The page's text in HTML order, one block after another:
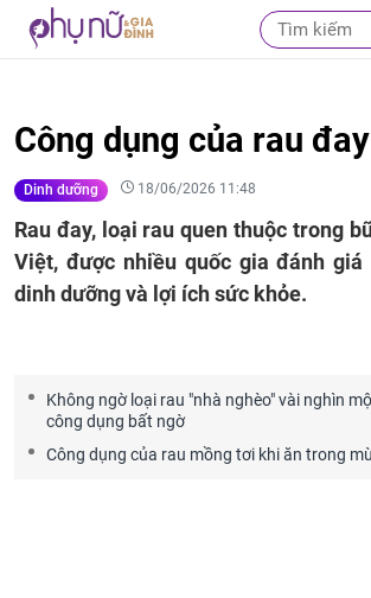
Công dụng của rau đay
Dinh dưỡng 18/06/2026 11:48
Rau đay, loại rau quen thuộc trong
Việt, được nhiều quốc gia đánh
dinh dưỡng và lợi ích sức khỏe.
Không ngờ loại rau "nhà nghèo" vài nghìn
công dụng bất ngờ
Công dụng của rau mồng tơi khi ăn trong